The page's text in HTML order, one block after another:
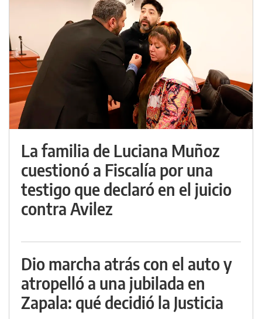
La familia de Luciana Muñoz
cuestionó a Fiscalía por una
testigo que declaró en el juicio
contra Avilez
Dio marcha atrás con el auto y
atropelló a una jubilada en
Zapala: qué decidió la Justicia